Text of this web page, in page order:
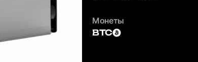
Монеты
BTC